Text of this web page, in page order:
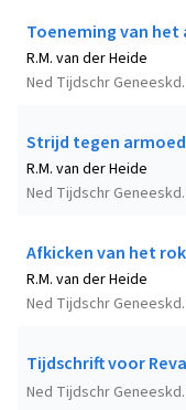
Toeneming van
Ned Tijdschr Geneeskd.
R.M. van der Heide
Strijd tegen
Ned Tijdschr
R.M. van der Heide
Afkicken van het
Ned Tijdschr
R.M. van der Heide
Tijdschrift voor
Ned Tijdschr